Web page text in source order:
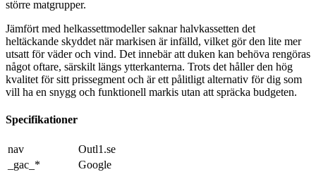
större matgrupper.
Jämfört med helkassettmodeller saknar halvkassetten det
heltäckande skyddet när markisen är infälld, vilket gör den lite mer
utsatt för väder och vind. Det innebär att duken kan behöva rengöras
något oftare, särskilt längs ytterkanterna. Trots det håller den hög
kvalitet för sitt prissegment och är ett pålitligt alternativ för dig som
vill ha en snygg och funktionell markis utan att spräcka budgeten.
Specifikationer
nav
Outl1.se
_gac_*
Google